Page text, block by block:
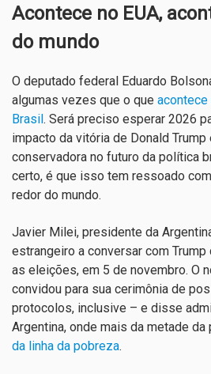
Acontece no EUA,
do mundo
O deputado federal Eduardo
algumas vezes que o que acontece
Brasil. Será preciso esperar 2026
impacto da vitória de Donald Trump
conservadora no futuro da política
certo, é que isso tem ressoado
redor do mundo.
Javier Milei, presidente da
estrangeiro a conversar com
as eleições, em 5 de novembro. O
convidou para sua cerimônia de
protocolos, inclusive – e disse
Argentina, onde mais da metade da
da linha da pobreza.